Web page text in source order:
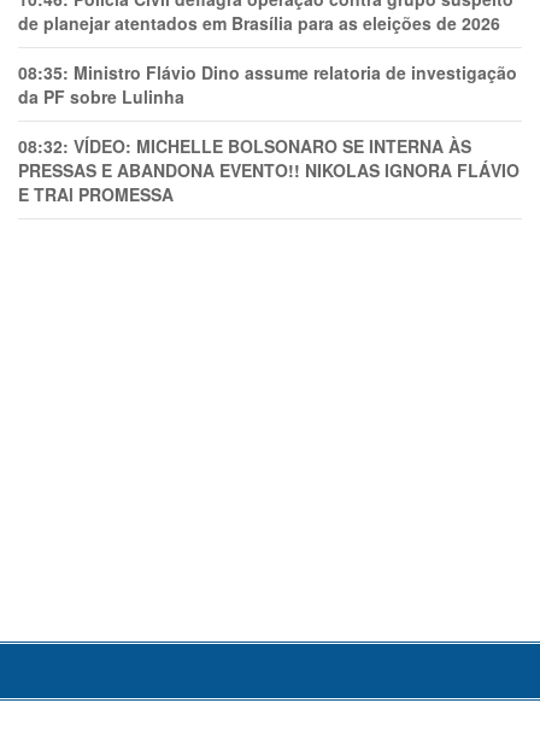
de planejar atentados em Brasília para as eleições de 2026
08:35: Ministro Flávio Dino assume relatoria de investigação
da PF sobre Lulinha
08:32: VÍDEO: MICHELLE BOLSONARO SE INTERNA ÀS
PRESSAS E ABANDONA EVENTO!! NIKOLAS IGNORA FLÁVIO
E TRAl PROMESSA